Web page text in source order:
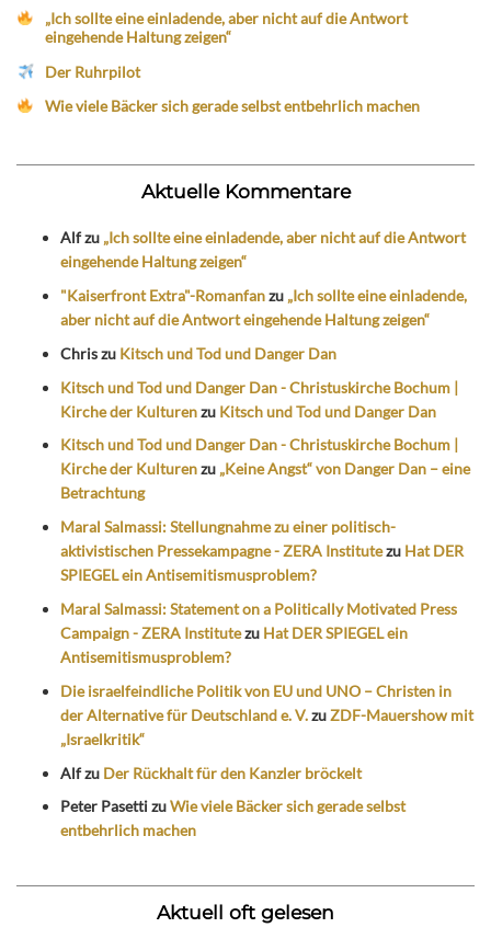
„Ich sollte eine einladende, aber nicht auf die Antwort
eingehende Haltung zeigen“
Der Ruhrpilot
Wie viele Bäcker sich gerade selbst entbehrlich machen
Aktuelle Kommentare
Alfzu „Ich sollte eine einladende, aber nicht auf die Antwort
eingehende Haltung zeigen“
"Kaiserfront Extra"-Romanfanzu „Ich sollte eine einladende,
aber nicht auf die Antwort eingehende Haltung zeigen“
Chriszu Kitsch und Tod und Danger Dan
Kitsch und Tod und Danger Dan - Christuskirche Bochum |
Kirche der Kulturenzu Kitsch und Tod und Danger Dan
Kitsch und Tod und Danger Dan - Christuskirche Bochum |
Kirche der Kulturenzu „Keine Angst“ von Danger Dan – eine
Betrachtung
Maral Salmassi: Stellungnahme zu einer politisch-
aktivistischen Pressekampagne - ZERA Institutezu Hat DER
SPIEGEL ein Antisemitismusproblem?
Maral Salmassi: Statement on a Politically Motivated Press
Campaign - ZERA Institutezu Hat DER SPIEGEL ein
Antisemitismusproblem?
Die israelfeindliche Politik von EU und UNO – Christen in
der Alternative für Deutschland e. V.zuZDF-Mauershow mit
„Israelkritik“
Alfzu Der Rückhalt für den Kanzler bröckelt
Peter PasettizuWie viele Bäcker sich gerade selbst
entbehrlich machen
Aktuell oft gelesen